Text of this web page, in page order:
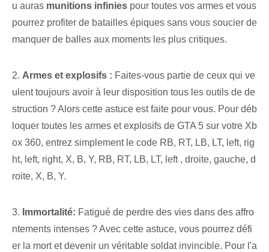
u auras munitions infinies pour toutes vos armes et vous
pourrez profiter de batailles épiques sans vous soucier de
manquer de balles aux moments les plus critiques.
2. Armes et explosifs : Faites-vous partie de ceux qui ve
ulent toujours avoir à leur disposition tous les outils de de
struction ? Alors cette astuce est faite pour vous. Pour déb
loquer toutes les armes et explosifs de GTA 5 sur votre Xb
ox 360, entrez simplement le code ⁢RB, RT, LB, LT, left, ⁤rig
ht, left, right, X, B, Y, RB, RT, LB, LT, left , ‌droite, gauche, d
roite, X, B, Y.
3. Immortalité: Fatigué de perdre des vies⁤ dans des affro
ntements intenses ? Avec cette astuce, vous pourrez défi
er la mort et devenir un véritable soldat invincible. Pour l'a